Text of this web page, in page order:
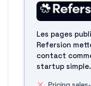
Les pages
Refersion
contact
startup simple.